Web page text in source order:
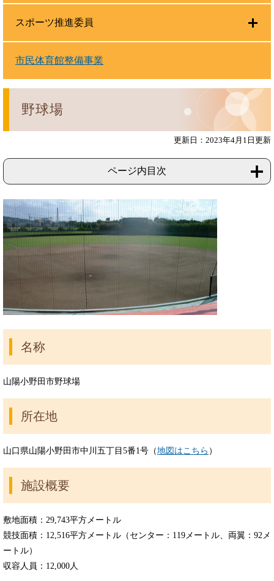
野球場
更新日：2023年4月1日更新
ページ内目次
名称
山陽小野田市野球場
所在地
山口県山陽小野田市中川五丁目5番1号（地図はこちら ）
施設概要
敷地面積：29,743平方メートル
競技面積：12,516平方メートル（センター：119メートル、両翼：92メ
ートル）
収容人員：12,000人
スポーツ推進委員
市民体育館整備事業